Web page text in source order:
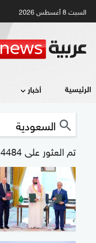
السبت 8 أغسطس 2026
الرئيسية أخبار
تم العثور على 4484 أخبار "السعودية"